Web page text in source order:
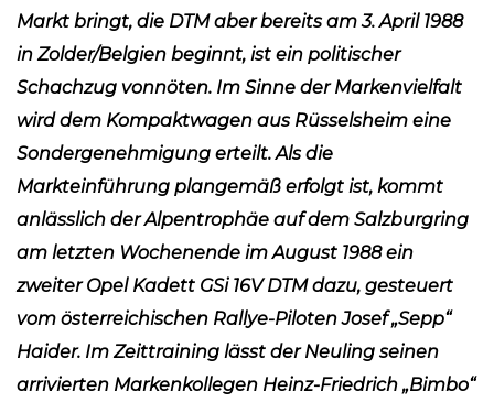
Markt bringt, die DTM aber bereits am 3. April 1988
in Zolder/Belgien beginnt, ist ein politischer
Schachzug vonnöten. Im Sinne der Markenvielfalt
wird dem Kompaktwagen aus Rüsselsheim eine
Sondergenehmigung erteilt. Als die
Markteinführung plangemäß erfolgt ist, kommt
anlässlich der Alpentrophäe auf dem Salzburgring
am letzten Wochenende im August 1988 ein
zweiter Opel Kadett GSi 16V DTM dazu, gesteuert
vom österreichischen Rallye-Piloten Josef „Sepp“
Haider. Im Zeittraining lässt der Neuling seinen
arrivierten Markenkollegen Heinz-Friedrich „Bimbo“